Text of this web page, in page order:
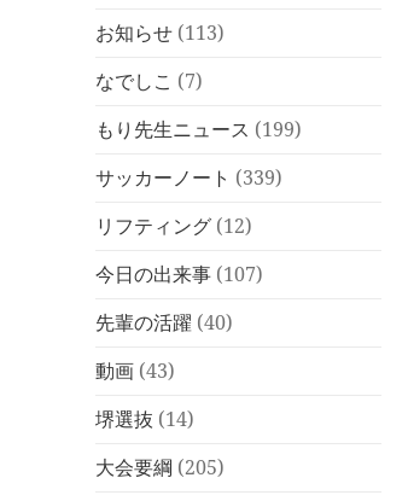
お知らせ (113)
なでしこ (7)
もり先生ニュース (199)
サッカーノート (339)
リフティング (12)
今日の出来事 (107)
先輩の活躍 (40)
動画 (43)
堺選抜 (14)
大会要綱 (205)